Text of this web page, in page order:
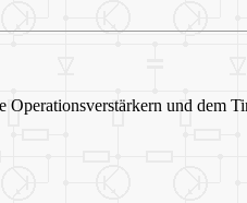
und dem